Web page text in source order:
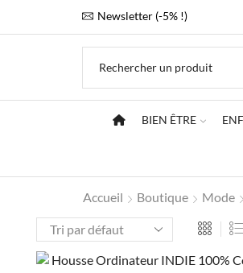
Newsletter (-5% !)
BIEN ÊTRE
Accueil Boutique Mode